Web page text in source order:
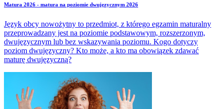
Matura 2026 - matura na poziomie dwujęzycznym 2026
Język obcy nowożytny to przedmiot, z którego egzamin maturalny
przeprowadzany jest na poziomie podstawowym, rozszerzonym,
dwujęzycznym lub bez wskazywania poziomu. Kogo dotyczy
poziom dwujęzyczny? Kto może, a kto ma obowiązek zdawać
maturę dwujęzyczną?